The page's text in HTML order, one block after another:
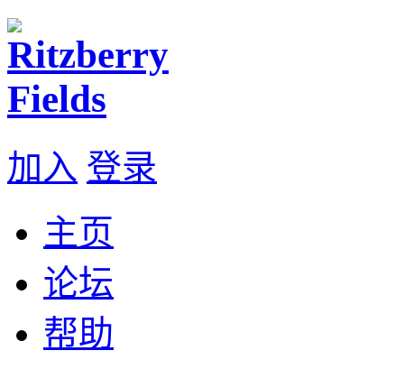
加入 登录
主页
论坛
帮助